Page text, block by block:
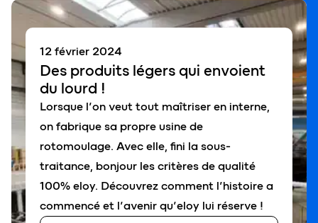
Des produits légers qui envoient
du lourd !
12 février 2024
Lorsque l’on veut tout maîtriser en interne,
on fabrique sa propre usine de
rotomoulage. Avec elle, fini la sous-
traitance, bonjour les critères de qualité
100% eloy. Découvrez comment l’histoire a
commencé et l’avenir qu’eloy lui réserve !